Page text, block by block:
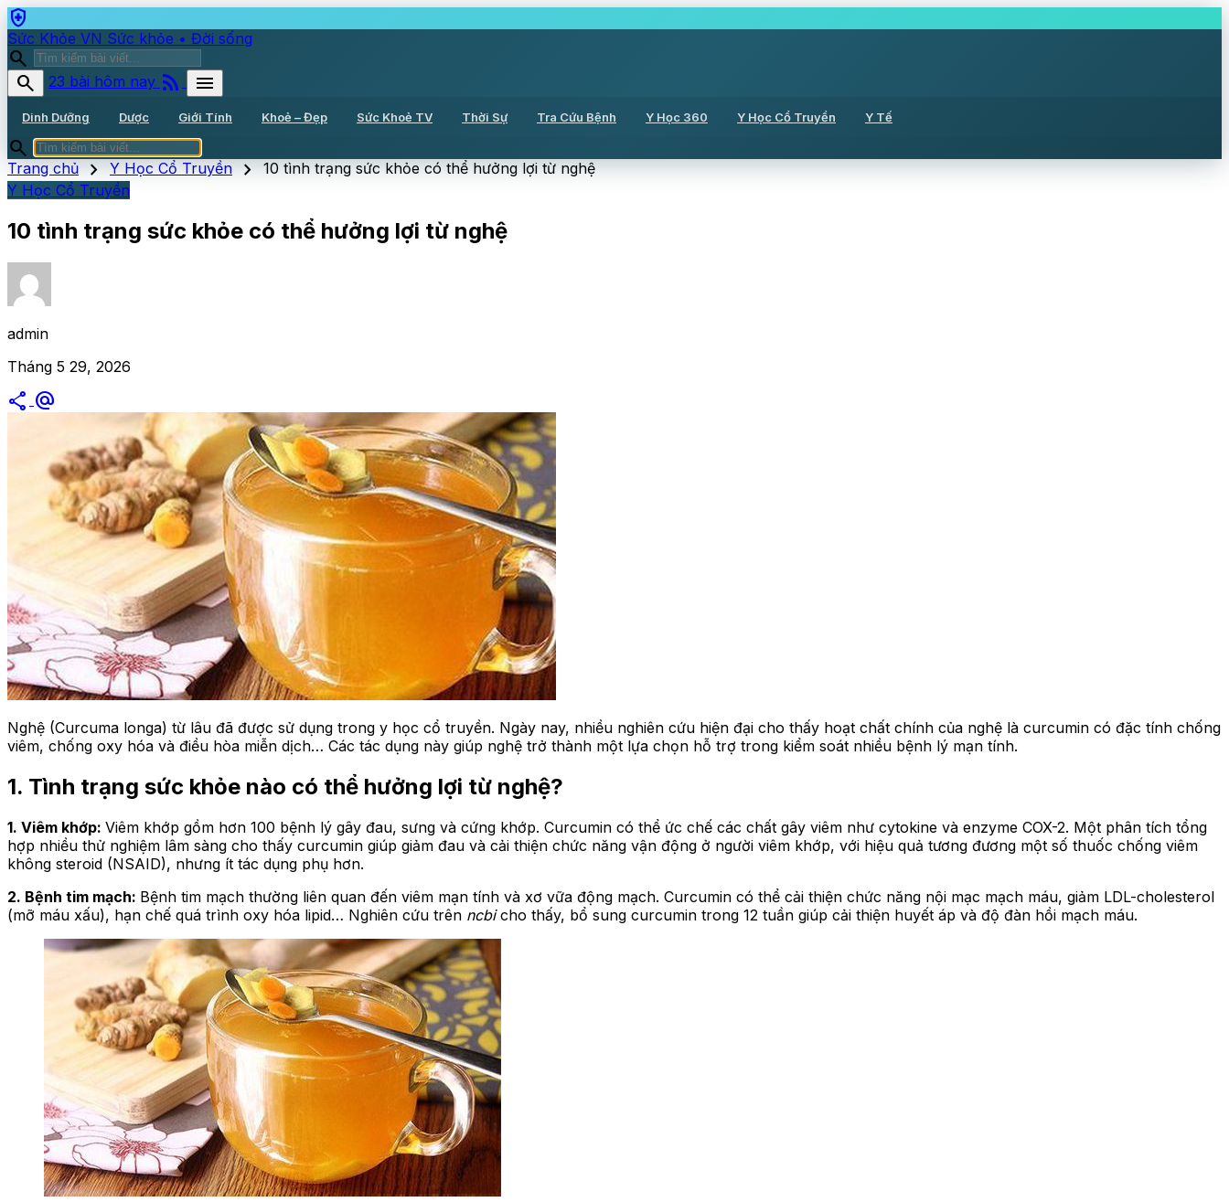
health_and_safety
Sức Khỏe VN Sức khỏe • Đời sống
search
search
23 bài hôm nay rss_feed menu
Dinh Dưỡng Dược Giới Tính Khoẻ – Đẹp Sức Khoẻ TV Thời Sự Tra Cứu Bệnh Y Học 360 Y Học Cổ Truyền Y Tế
search
Trang chủ chevron_right Y Học Cổ Truyền chevron_right 10 tình trạng sức khỏe có thể hưởng lợi từ nghệ
Y Học Cổ Truyền
10 tình trạng sức khỏe có thể hưởng lợi từ nghệ
admin
Tháng 5 29, 2026
share alternate_email
Nghệ (Curcuma longa) từ lâu đã được sử dụng trong y học cổ truyền. Ngày nay, nhiều nghiên cứu hiện đại cho thấy hoạt chất chính của nghệ là curcumin có đặc tính chống
viêm, chống oxy hóa và điều hòa miễn dịch… Các tác dụng này giúp nghệ trở thành một lựa chọn hỗ trợ trong kiểm soát nhiều bệnh lý mạn tính.
1. Tình trạng sức khỏe nào có thể hưởng lợi từ nghệ?
1. Viêm khớp: Viêm khớp gồm hơn 100 bệnh lý gây đau, sưng và cứng khớp. Curcumin có thể ức chế các chất gây viêm như cytokine và enzyme COX-2. Một phân tích tổng
hợp nhiều thử nghiệm lâm sàng cho thấy curcumin giúp giảm đau và cải thiện chức năng vận động ở người viêm khớp, với hiệu quả tương đương một số thuốc chống viêm
không steroid (NSAID), nhưng ít tác dụng phụ hơn.
2. Bệnh tim mạch: Bệnh tim mạch thường liên quan đến viêm mạn tính và xơ vữa động mạch. Curcumin có thể cải thiện chức năng nội mạc mạch máu, giảm LDL-cholesterol
(mỡ máu xấu), hạn chế quá trình oxy hóa lipid… Nghiên cứu trên ncbicho thấy, bổ sung curcumin trong 12 tuần giúp cải thiện huyết áp và độ đàn hồi mạch máu.